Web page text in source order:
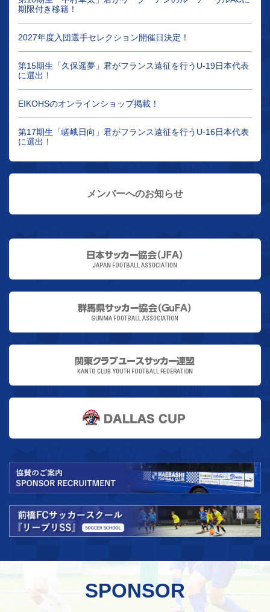
期限付き移籍！
2027年度入団選手セレクション開催日決定！
第15期生「久保遥夢」君がフランス遠征を行うU-19日本代表
に選出！
EIKOHSのオンラインショップ掲載！
第17期生「嵯峨日向」君がフランス遠征を行うU-16日本代表
に選出！
メンバーへのお知らせ
SPONSOR